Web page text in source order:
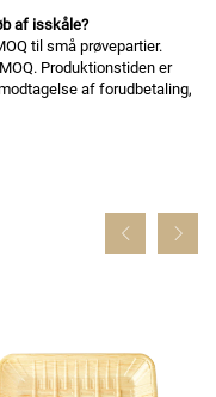
af isskåle?
til små prøvepartier.
Produktionstiden er
af forudbetaling,